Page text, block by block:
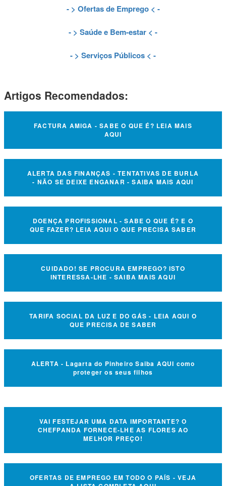
- > Ofertas de Emprego< -
- > Saúde e Bem-estar < -
- > Serviços Públicos < -
Artigos Recomendados:
FACTURA AMIGA - SABE O QUE É? LEIA MAIS
AQUI
ALERTA DAS FINANÇAS - TENTATIVAS DE BURLA
- NÃO SE DEIXE ENGANAR - SAIBA MAIS AQUI
DOENÇA PROFISSIONAL - SABE O QUE É? E O
QUE FAZER? LEIA AQUI O QUE PRECISA SABER
CUIDADO! SE PROCURA EMPREGO? ISTO
INTERESSA-LHE - SAIBA MAIS AQUI
TARIFA SOCIAL DA LUZ E DO GÁS - LEIA AQUI O
QUE PRECISA DE SABER
ALERTA - Lagarta do Pinheiro Saiba AQUI como
proteger os seus filhos
VAI FESTEJAR UMA DATA IMPORTANTE? O
CHEFPANDA FORNECE-LHE AS FLORES AO
MELHOR PREÇO!
OFERTAS DE EMPREGO EM TODO O PAÍS - VEJA